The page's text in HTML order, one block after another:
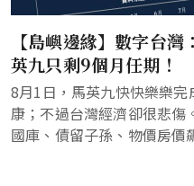
【島嶼邊緣】數字台
英九只剩9個月任期！
8月1日，馬英九快快樂樂
康；不過台灣經濟卻很悲傷
國庫、債留子孫、物價房價